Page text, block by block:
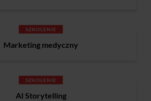
SZKOLENIE
Marketing medyczny
SZKOLENIE
AI Storytelling